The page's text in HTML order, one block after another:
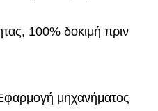
100% δοκιμή πριν
μηχανήματος